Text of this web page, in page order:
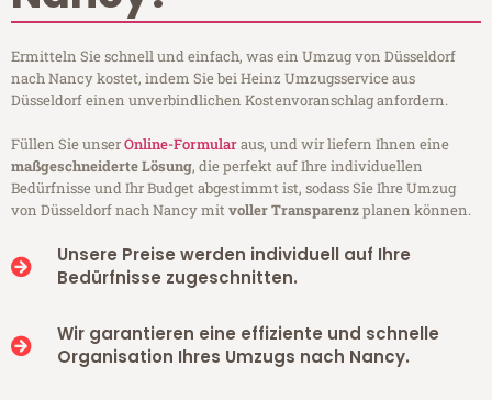
Ermitteln Sie schnell und einfach, was ein Umzug von Düsseldorf
nach Nancy kostet, indem Sie bei Heinz Umzugsservice aus
Düsseldorf einen unverbindlichen Kostenvoranschlag anfordern.
Füllen Sie unserOnline-Formularaus, und wir liefern Ihnen eine
maßgeschneiderte Lösung, die perfekt auf Ihre individuellen
Bedürfnisse und Ihr Budget abgestimmt ist, sodass Sie Ihre Umzug
von Düsseldorf nach Nancy mitvoller Transparenzplanen können.
Unsere Preise werden individuell auf Ihre
Bedürfnisse zugeschnitten.
Wir garantieren eine effiziente und schnelle
Organisation Ihres Umzugs nach Nancy.